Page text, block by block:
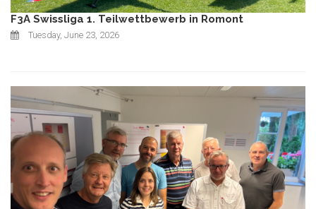
F3A Swissliga 1. Teilwettbewerb in Romont
Tuesday, June 23, 2026